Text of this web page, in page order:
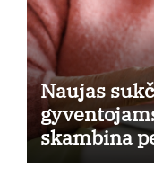
Naujas
skambina